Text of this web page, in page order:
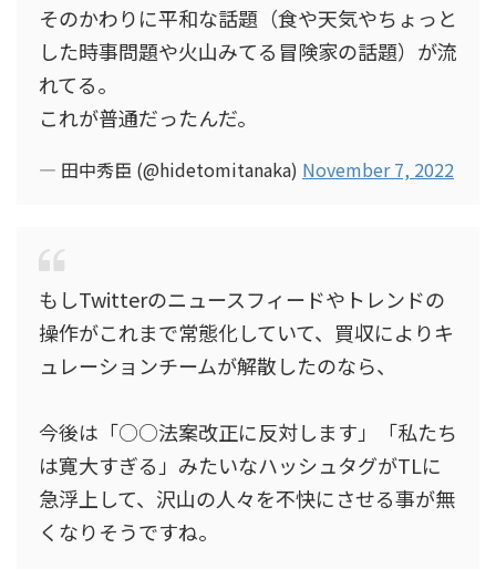
そのかわりに平和な話題（食や天気やちょっと
した時事問題や火山みてる冒険家の話題）が流
れてる。
これが普通だったんだ。
— 田中秀臣 (@hidetomitanaka) November 7, 2022
もしTwitterのニュースフィードやトレンドの
操作がこれまで常態化していて、買収によりキ
ュレーションチームが解散したのなら、
今後は「○○法案改正に反対します」「私たち
は寛大すぎる」みたいなハッシュタグがTLに
急浮上して、沢山の人々を不快にさせる事が無
くなりそうですね。